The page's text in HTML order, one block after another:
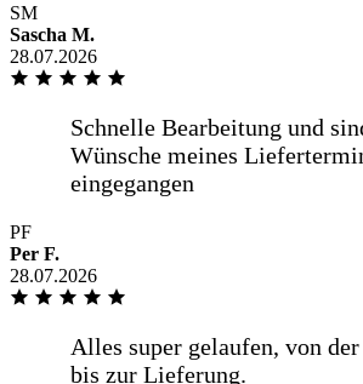
SM
Sascha M.
28.07.2026
PF
Per F.
28.07.2026
Spiegel nach Maß bestellt, hat auf den
mm gepasst, Lieferung über eigenen
und gute -online Beratung Sehr zu
empfehlen